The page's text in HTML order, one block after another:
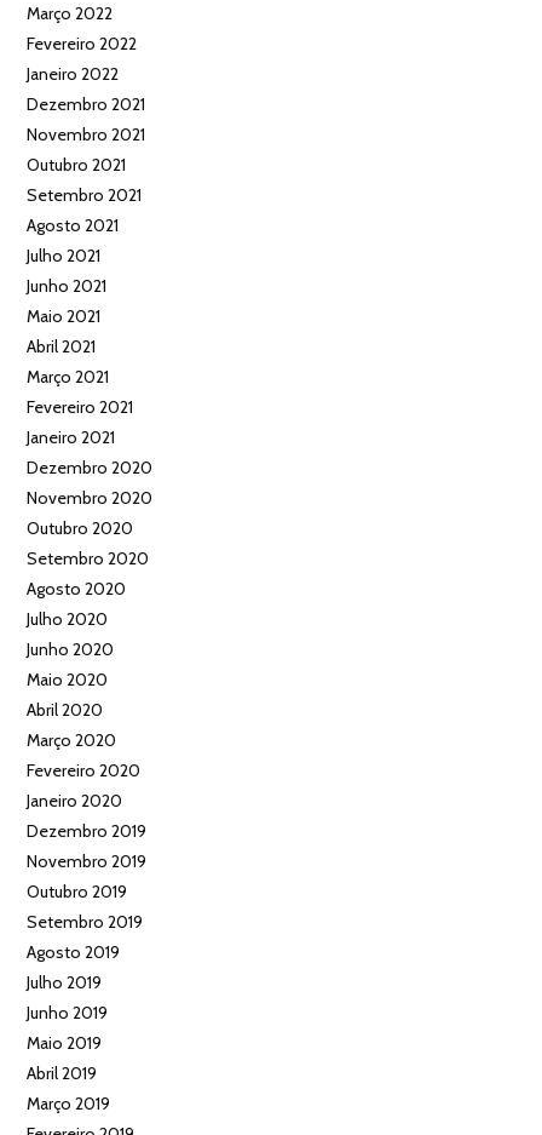
Março 2022
Fevereiro 2022
Janeiro 2022
Dezembro 2021
Novembro 2021
Outubro 2021
Setembro 2021
Agosto 2021
Julho 2021
Junho 2021
Maio 2021
Abril 2021
Março 2021
Fevereiro 2021
Janeiro 2021
Dezembro 2020
Novembro 2020
Outubro 2020
Setembro 2020
Agosto 2020
Julho 2020
Junho 2020
Maio 2020
Abril 2020
Março 2020
Fevereiro 2020
Janeiro 2020
Dezembro 2019
Novembro 2019
Outubro 2019
Setembro 2019
Agosto 2019
Julho 2019
Junho 2019
Maio 2019
Abril 2019
Março 2019